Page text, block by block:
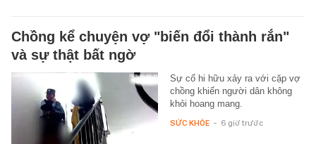
Chồng kể chuyện vợ "biến đổi thành rắn"
và sự thật bất ngờ
Sự cố hi hữu xảy ra với cặp vợ
chồng khiến người dân không
khỏi hoang mang.
SỨC KHỎE - 6 giờ trước